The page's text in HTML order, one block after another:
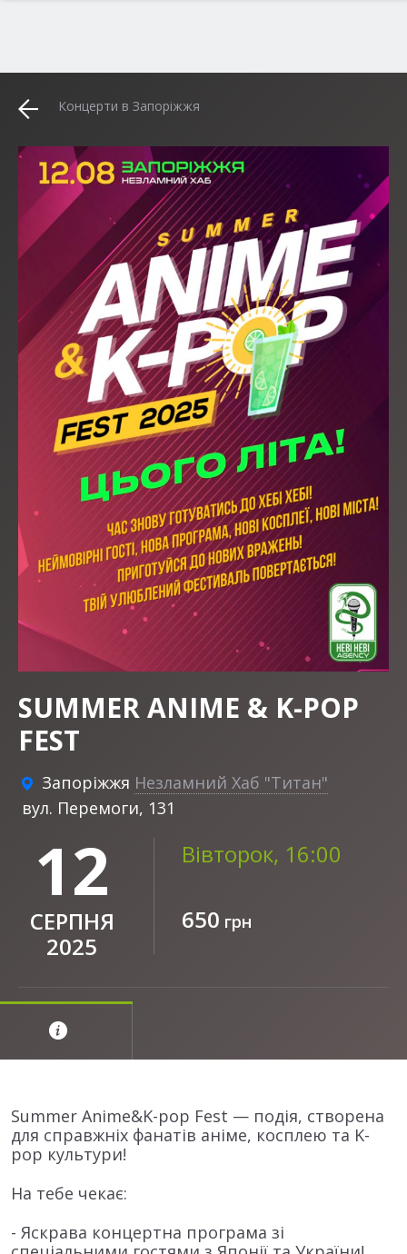
Концерти в Запоріжжя
SUMMER ANIME & K-POP
FEST
Запоріжжя Незламний Хаб "Титан"
вул. Перемоги, 131
12
СЕРПНЯ
2025
Вівторок, 16:00
650 грн
Summer Anime&K-pop Fest — подія, створена
для справжніх фанатів аніме, косплею та K-
pop культури!
На тебе чекає:
- Яскрава концертна програма зі